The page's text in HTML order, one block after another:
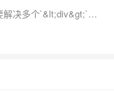
这是关于CSS布局第六天学习目标的介绍，主要解决多个`&lt;div&gt;`标签在同一行显示的问题，即一个在左边，另一个在右边。文中介绍了标准流、浮动及flex布局的概念，重点推荐使用flex布局。文章详细讲解了浮动的基本使用、布局技巧及清除浮动的方法，包括额外标签法、单伪元素法、双伪元素法和`overflow`隐藏法，并提供了示例代码帮助理解。